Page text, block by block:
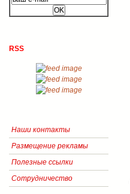
RSS
Наши контакты
Размещение рекламы
Полезные ссылки
Сотрудничество